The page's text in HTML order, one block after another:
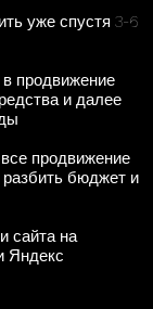
уже спустя 3-6
продвижение
и далее
продвижение
бюджет и
сайта на
Яндекс